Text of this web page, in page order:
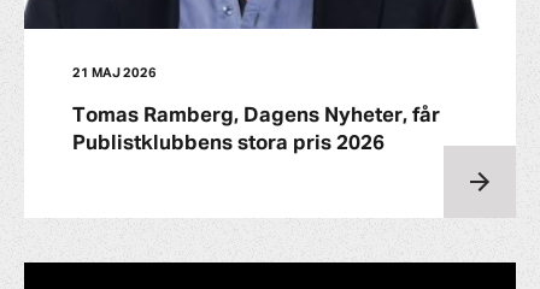
21 MAJ 2026
Tomas Ramberg, Dagens Nyheter, får
Publistklubbens stora pris 2026